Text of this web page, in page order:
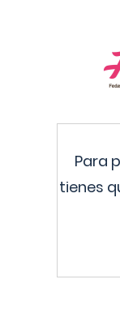
Para
tienes